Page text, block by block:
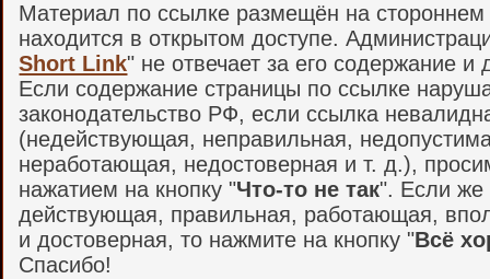
Материал по ссылке размещён на стороннем
находится в открытом доступе.
Short Link" не отвечает за его содержание и
Если содержание страницы по ссылке
законодательство РФ, если ссылка
(недействующая, неправильная,
неработающая, недостоверная и т. д.),
нажатием на кнопку "Что-то не так". Если же
действующая, правильная, работающая,
и достоверная, то нажмите на кнопку "Всё
Спасибо!